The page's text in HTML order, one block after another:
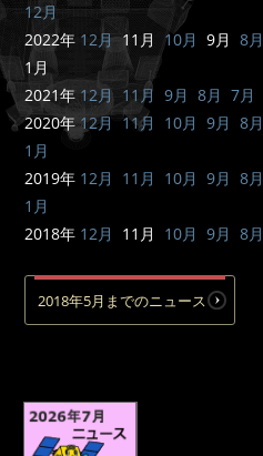
12月
2022年 12月11月 10月 9月8月
1月
2021年 12月 11月 9月 8月 7月
2020年12月 11月 10月 9月 8月
1月
2019年 12月 11月 10月 9月 8月
1月
2018年 12月 11月 10月 9月 8月
2018年5月までのニュース